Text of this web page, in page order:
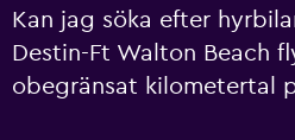
Kan jag söka efter
Destin-Ft Walton Beach
obegränsat kilometertal